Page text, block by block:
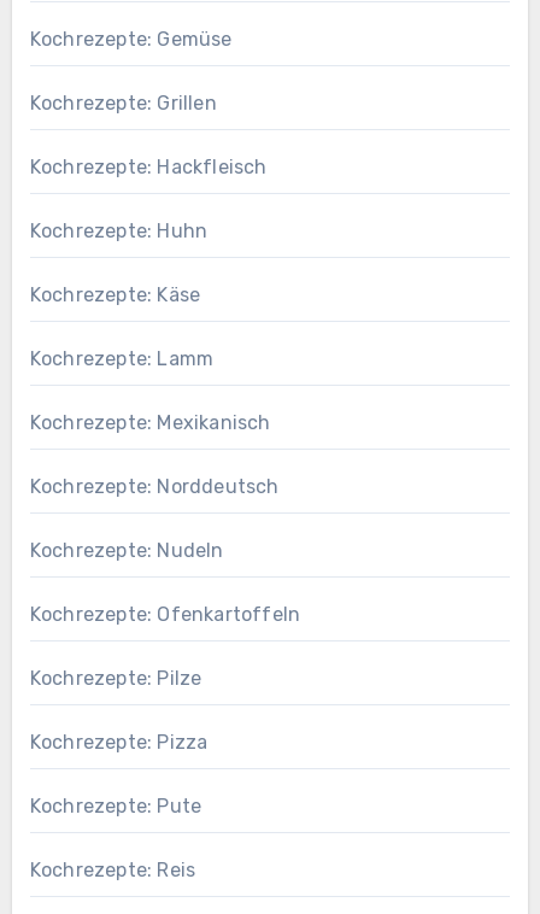
Kochrezepte: Gemüse
Kochrezepte: Grillen
Kochrezepte: Hackfleisch
Kochrezepte: Huhn
Kochrezepte: Käse
Kochrezepte: Lamm
Kochrezepte: Mexikanisch
Kochrezepte: Norddeutsch
Kochrezepte: Nudeln
Kochrezepte: Ofenkartoffeln
Kochrezepte: Pilze
Kochrezepte: Pizza
Kochrezepte: Pute
Kochrezepte: Reis